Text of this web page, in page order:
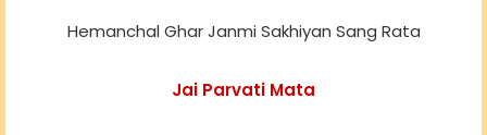
Hemanchal Ghar Janmi Sakhiyan Sang Rata
Jai Parvati Mata